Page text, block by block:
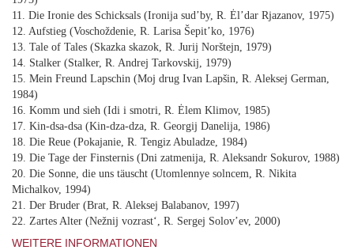
11. Die Ironie des Schicksals (Ironija sud’by, R. Ėl’dar Rjazanov, 1975)
12. Aufstieg (Voschoždenie, R. Larisa Šepit’ko, 1976)
13. Tale of Tales (Skazka skazok, R. Jurij Norštejn, 1979)
14. Stalker (Stalker, R. Andrej Tarkovskij, 1979)
15. Mein Freund Lapschin (Moj drug Ivan Lapšin, R. Aleksej German,
1984)
16. Komm und sieh (Idi i smotri, R. Ėlem Klimov, 1985)
17. Kin-dsa-dsa (Kin-dza-dza, R. Georgij Danelija, 1986)
18. Die Reue (Pokajanie, R. Tengiz Abuladze, 1984)
19. Die Tage der Finsternis (Dni zatmenija, R. Aleksandr Sokurov, 1988)
20. Die Sonne, die uns täuscht (Utomlennye solncem, R. Nikita
Michalkov, 1994)
21. Der Bruder (Brat, R. Aleksej Balabanov, 1997)
22. Zartes Alter (Nežnij vozrast‘, R. Sergej Solov’ev, 2000)
WEITERE INFORMATIONEN